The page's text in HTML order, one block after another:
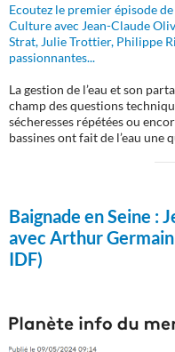
Ecoutez le premier épisode
Culture avec Jean-Claude
Strat, Julie Trottier, Philippe
passionnantes...
La gestion de l’eau et son
champ des questions
sécheresses répétées ou
bassines ont fait de l’eau
Baignade en Seine :
avec Arthur
IDF)